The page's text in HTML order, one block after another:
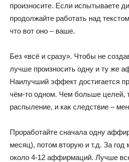
произносите. Если испытываете
продолжайте работать над
что вот оно – ваше.
Без «всё и сразу». Чтобы не
лучше произносить одну и ту же
Наилучший эффект достигается
чём-то одном. Чем больше целей,
распыление, и как следствие –
Проработайте сначала одну
месяц), потом вторую и т.д. За год
около 4-12 аффирмаций. Лучше